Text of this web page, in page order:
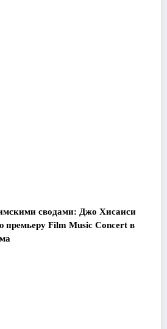
сводами: Джо Хисаиси
премьеру Film Music Concert в